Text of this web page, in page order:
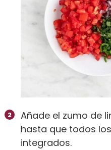
Añade el zumo de
hasta que todos
integrados.